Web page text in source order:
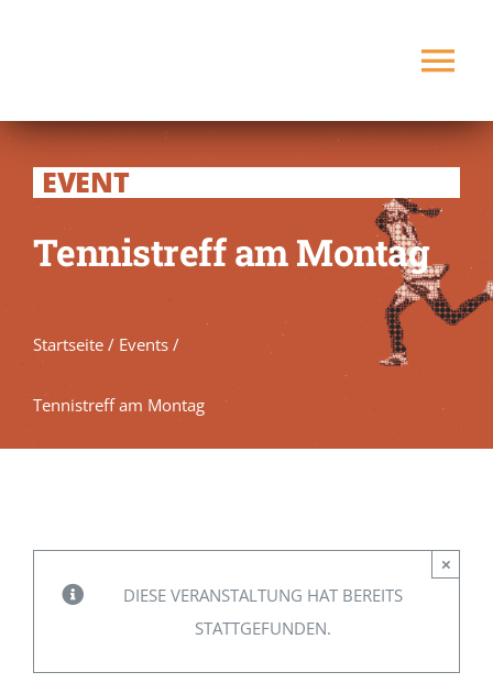
EVENT
Tennistreff am Montag
Startseite/ Events/
Tennistreff am Montag
DIESE VERANSTALTUNG HAT BEREITS
STATTGEFUNDEN.
×